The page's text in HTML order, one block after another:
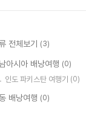
전체보기 (3)
아시아 배낭여행 (0)
인도 파키스탄 여행기 (0)
배낭여행 (0)